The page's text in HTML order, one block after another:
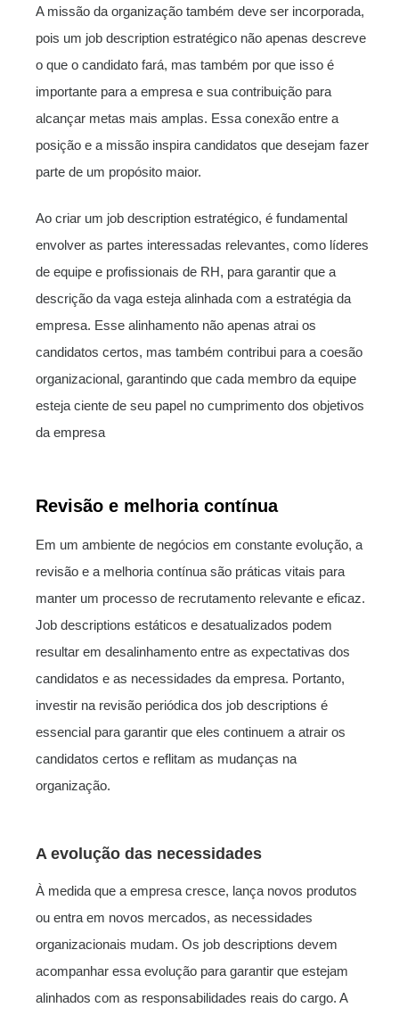
A missão da organização também deve ser incorporada,
pois um job description estratégico não apenas descreve
o que o candidato fará, mas também por que isso é
importante para a empresa e sua contribuição para
alcançar metas mais amplas. Essa conexão entre a
posição e a missão inspira candidatos que desejam fazer
parte de um propósito maior.
Ao criar um job description estratégico, é fundamental
envolver as partes interessadas relevantes, como líderes
de equipe e profissionais de RH, para garantir que a
descrição da vaga esteja alinhada com a estratégia da
empresa. Esse alinhamento não apenas atrai os
candidatos certos, mas também contribui para a coesão
organizacional, garantindo que cada membro da equipe
esteja ciente de seu papel no cumprimento dos objetivos
da empresa
Revisão e melhoria contínua
Em um ambiente de negócios em constante evolução, a
revisão e a melhoria contínua são práticas vitais para
manter um processo de recrutamento relevante e eficaz.
Job descriptions estáticos e desatualizados podem
resultar em desalinhamento entre as expectativas dos
candidatos e as necessidades da empresa. Portanto,
investir na revisão periódica dos job descriptions é
essencial para garantir que eles continuem a atrair os
candidatos certos e reflitam as mudanças na
organização.
A evolução das necessidades
À medida que a empresa cresce, lança novos produtos
ou entra em novos mercados, as necessidades
organizacionais mudam. Os job descriptions devem
acompanhar essa evolução para garantir que estejam
alinhados com as responsabilidades reais do cargo. A